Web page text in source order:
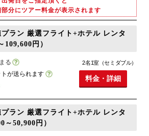
分にツアー料金が表示されます
ラン 厳選フライト+ホテル レンタ
109,600円）
る
が送られます
2名1室（セミダブル）
料金・詳細
ラン 厳選フライト+ホテル レンタ
～50,900円）